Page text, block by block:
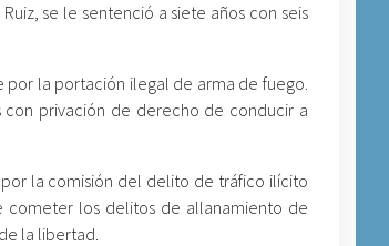
se le sentenció a siete años con seis
por la portación ilegal de arma de fuego.
privación de derecho de conducir a
por la comisión del delito de tráfico ilícito
cometer los delitos de allanamiento de
la libertad.